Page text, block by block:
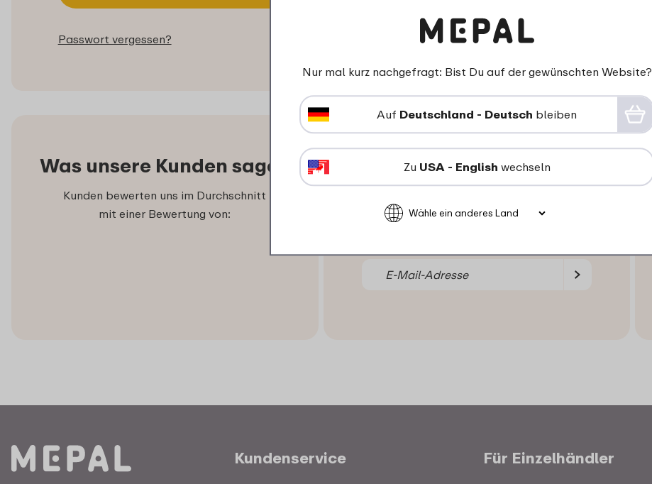
Passwort vergessen?
Was unsere Kunden sagen
Kunden bewerten uns im Durchschnitt
mit einer Bewertung von:
Bleib informiert!
an, randvoll mit Anregungen, Neuigkeiten
Kundenservice Für Einzelhändler
Nur mal kurz nachgefragt: Bist Du auf der gewünschten Website?
Auf Deutschland - Deutsch bleiben
Zu USA - English wechseln